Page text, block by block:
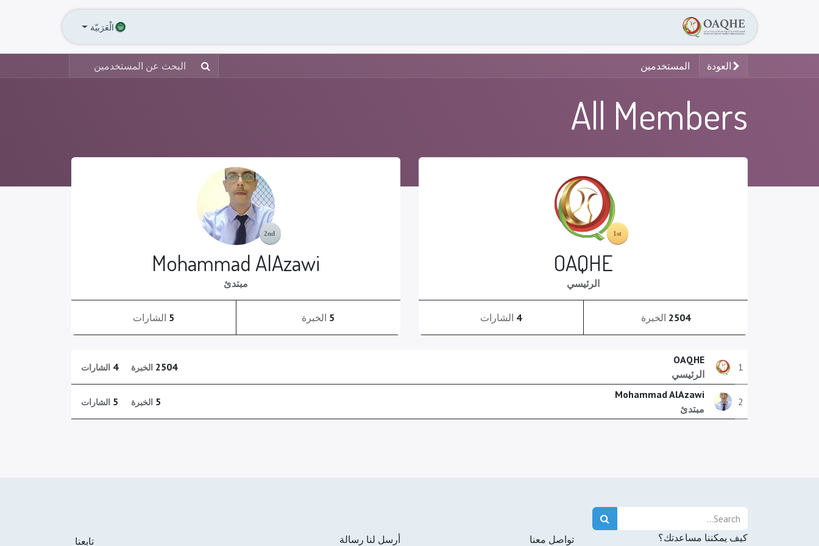
تواصل معناالْعَرَبيّة
العودة المستخدمين
All Members
OAQHE
الرئيسي
2504 الخبرة 4 الشارات
Mohammad AlAzawi
مبتدئ
5 الخبرة 5 الشارات
1
OAQHE
الرئيسي
2504 الخبرة 4 الشارات
2
Mohammad AlAzawi
مبتدئ
5 الخبرة 5 الشارات
كيف يمكننا مساعدتك؟ تواصل معنا أرسل لنا رسالة تابعنا